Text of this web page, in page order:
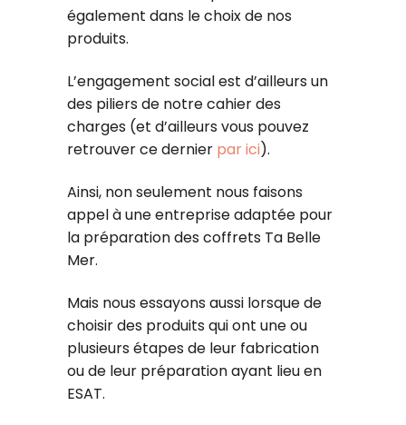
également dans le choix de nos
produits.
L’engagement social est d’ailleurs un
des piliers de notre cahier des
charges (et d’ailleurs vous pouvez
retrouver ce dernier par ici).
Ainsi, non seulement nous faisons
appel à une entreprise adaptée pour
la préparation des coffrets Ta Belle
Mer.
Mais nous essayons aussi lorsque de
choisir des produits qui ont une ou
plusieurs étapes de leur fabrication
ou de leur préparation ayant lieu en
ESAT.